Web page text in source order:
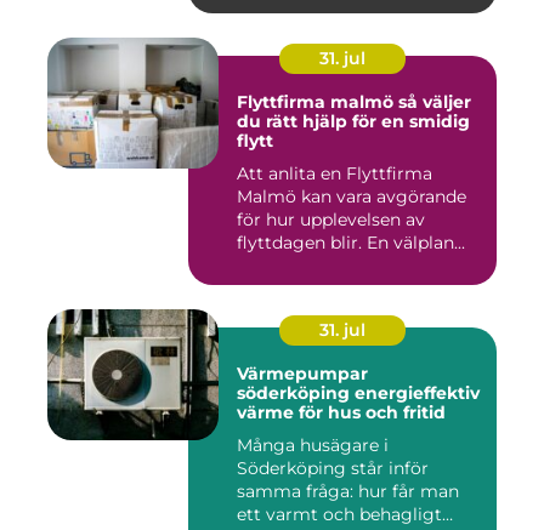
31. jul
Flyttfirma malmö så väljer
du rätt hjälp för en smidig
flytt
Att anlita en Flyttfirma
Malmö kan vara avgörande
för hur upplevelsen av
flyttdagen blir. En välplan...
31. jul
Värmepumpar
söderköping energieffektiv
värme för hus och fritid
Många husägare i
Söderköping står inför
samma fråga: hur får man
ett varmt och behagligt